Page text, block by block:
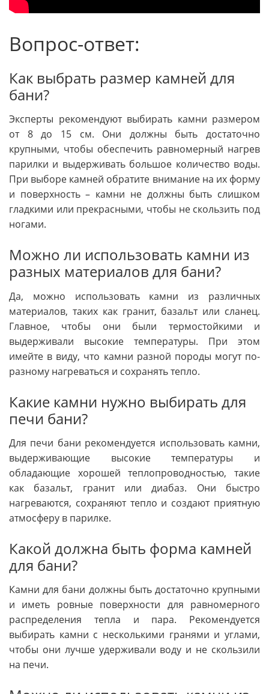
Вопрос-ответ:
Как выбрать размер камней для
бани?
Эксперты рекомендуют выбирать камни размером
от 8 до 15 см. Они должны быть достаточно
крупными, чтобы обеспечить равномерный нагрев
парилки и выдерживать большое количество воды.
При выборе камней обратите внимание на их форму
и поверхность – камни не должны быть слишком
гладкими или прекрасными, чтобы не скользить под
ногами.
Можно ли использовать камни из
разных материалов для бани?
Да, можно использовать камни из различных
материалов, таких как гранит, базальт или сланец.
Главное, чтобы они были термостойкими и
выдерживали высокие температуры. При этом
имейте в виду, что камни разной породы могут по-
разному нагреваться и сохранять тепло.
Какие камни нужно выбирать для
печи бани?
Для печи бани рекомендуется использовать камни,
выдерживающие высокие температуры и
обладающие хорошей теплопроводностью, такие
как базальт, гранит или диабаз. Они быстро
нагреваются, сохраняют тепло и создают приятную
атмосферу в парилке.
Какой должна быть форма камней
для бани?
Камни для бани должны быть достаточно крупными
и иметь ровные поверхности для равномерного
распределения тепла и пара. Рекомендуется
выбирать камни с несколькими гранями и углами,
чтобы они лучше удерживали воду и не скользили
на печи.